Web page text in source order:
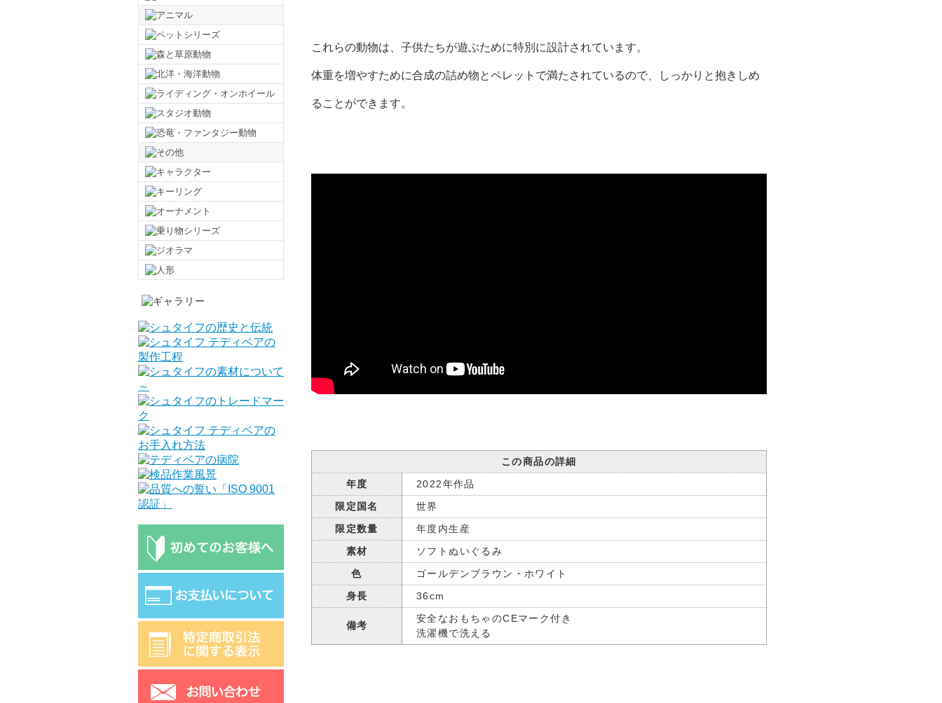
これらの動物は、子供たちが遊ぶために特別に設計されています。
体重を増やすために合成の詰め物とペレットで満たされているので、しっかりと抱きしめ
ることができます。
この商品の詳細
年度
2022年作品
限定国名
世界
限定数量
年度内生産
素材
ソフトぬいぐるみ
色
ゴールデンブラウン・ホワイト
身長
36cm
備考
安全なおもちゃのCEマーク付き
洗濯機で洗える